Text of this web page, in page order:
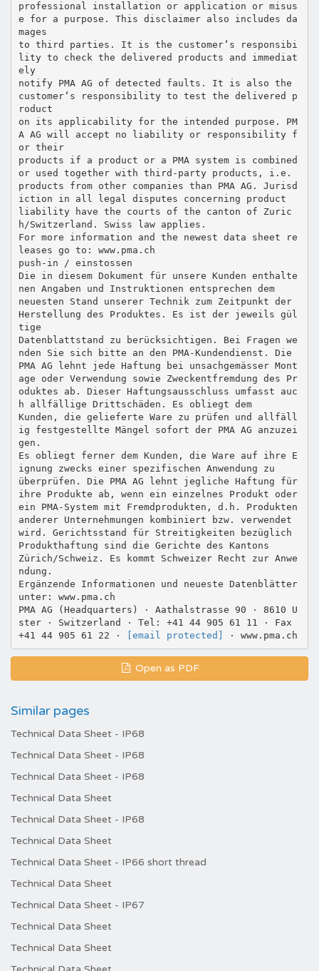
professional installation or application or misus
e for a purpose. This disclaimer also includes da
mages
to third parties. It is the customer‘s responsibi
lity to check the delivered products and immediat
ely
notify PMA AG of detected faults. It is also the
customer‘s responsibility to test the delivered p
roduct
on its applicability for the intended purpose. PM
A AG will accept no liability or responsibility f
or their
products if a product or a PMA system is combined
or used together with third-party products, i.e.
products from other companies than PMA AG. Jurisd
iction in all legal disputes concerning product
liability have the courts of the canton of Zuric
h/Switzerland. Swiss law applies.
For more information and the newest data sheet re
leases go to: www.pma.ch
push-in / einstossen
Die in diesem Dokument für unsere Kunden enthalte
nen Angaben und Instruktionen entsprechen dem
neuesten Stand unserer Technik zum Zeitpunkt der
Herstellung des Produktes. Es ist der jeweils gül
tige
Datenblattstand zu berücksichtigen. Bei Fragen we
nden Sie sich bitte an den PMA-Kundendienst. Die
PMA AG lehnt jede Haftung bei unsachgemässer Mont
age oder Verwendung sowie Zweckentfremdung des Pr
oduktes ab. Dieser Haftungsausschluss umfasst auc
h allfällige Drittschäden. Es obliegt dem
Kunden, die gelieferte Ware zu prüfen und allfäll
ig festgestellte Mängel sofort der PMA AG anzuzei
gen.
Es obliegt ferner dem Kunden, die Ware auf ihre E
ignung zwecks einer spezifischen Anwendung zu
überprüfen. Die PMA AG lehnt jegliche Haftung für
ihre Produkte ab, wenn ein einzelnes Produkt oder
ein PMA-System mit Fremdprodukten, d.h. Produkten
anderer Unternehmungen kombiniert bzw. verwendet
wird. Gerichtsstand für Streitigkeiten bezüglich
Produkthaftung sind die Gerichte des Kantons
Zürich/Schweiz. Es kommt Schweizer Recht zur Anwe
ndung.
Ergänzende Informationen und neueste Datenblätter
unter: www.pma.ch
PMA AG (Headquarters) · Aathalstrasse 90 · 8610 U
ster · Switzerland · Tel: +41 44 905 61 11 · Fax
+41 44 905 61 22 ·
[email protected]
Open as PDF
Similar pages
Technical Data Sheet - IP68
Technical Data Sheet - IP68
Technical Data Sheet - IP68
Technical Data Sheet
Technical Data Sheet - IP68
Technical Data Sheet
Technical Data Sheet - IP66 short thread
Technical Data Sheet
Technical Data Sheet - IP67
Technical Data Sheet
Technical Data Sheet